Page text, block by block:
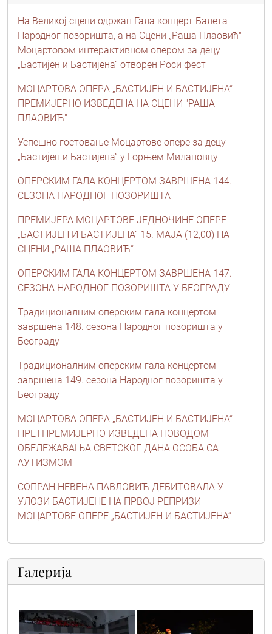
На Великој сцени одржан Гала концерт Балета
Народног позоришта, a на Сцени „Раша Плаовић"
Моцартовом интерактивном опером за децу
„Бастијен и Бастијена“ отворен Роси фест
МОЦАРТОВA ОПЕРA „БАСТИЈЕН И БАСТИЈЕНА“
ПРЕМИЈЕРНО ИЗВЕДЕНА НА СЦЕНИ "РАША
ПЛАОВИЋ"
Успешно гостовање Моцартове опере за децу
„Бастијен и Бастијена“ у Горњем Милановцу
ОПЕРСКИМ ГАЛА КОНЦЕРТОМ ЗАВРШЕНА 144.
СЕЗОНА НАРОДНОГ ПОЗОРИШТА
ПРЕМИЈЕРА МОЦАРТОВЕ ЈЕДНОЧИНЕ ОПЕРЕ
„БАСТИЈЕН И БАСТИЈЕНА“ 15. МАЈА (12,00) НА
СЦЕНИ „РАША ПЛАОВИЋ“
ОПЕРСКИМ ГАЛА КОНЦЕРТОМ ЗАВРШЕНА 147.
СЕЗОНА НАРОДНОГ ПОЗОРИШТА У БЕОГРАДУ
Традиционалним оперским гала концертом
завршена 148. сезона Народног позоришта у
Београду
Традиционалним оперским гала концертом
завршена 149. сезона Народног позоришта у
Београду
МОЦАРТОВA ОПЕРA „БАСТИЈЕН И БАСТИЈЕНА“
ПРЕТПРЕМИЈЕРНО ИЗВЕДЕНА ПОВОДОМ
ОБЕЛЕЖАВАЊА СВЕТСКОГ ДАНА ОСОБА СА
АУТИЗМОМ
СОПРАН НЕВЕНА ПАВЛОВИЋ ДЕБИТОВАЛА У
УЛОЗИ БАСТИЈЕНЕ НА ПРВОЈ РЕПРИЗИ
МОЦАРТОВЕ ОПЕРЕ „БАСТИЈЕН И БАСТИЈЕНА“
Галерија